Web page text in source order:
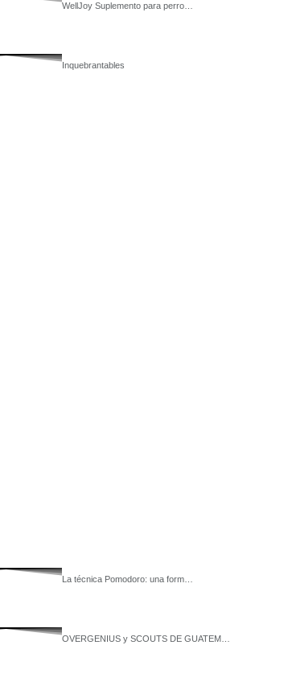
WellJoy Suplemento para perro…
Inquebrantables
La técnica Pomodoro: una form…
OVERGENIUS y SCOUTS DE GUATEM…